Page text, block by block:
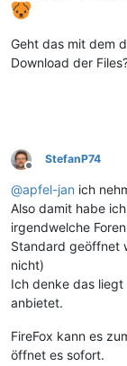
Geht das mit dem
Download der
Offline
StefanP74
@apfel-jan ich
Also damit habe
irgendwelche
Standard geöffnet
nicht)
Ich denke das liegt
anbietet.
FireFox kann es
öffnet es sofort.